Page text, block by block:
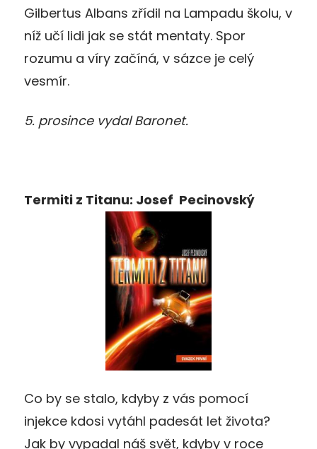
Gilbertus Albans zřídil na Lampadu školu, v
níž učí lidi jak se stát mentaty. Spor
rozumu a víry začíná, v sázce je celý
vesmír.
5. prosince vydal Baronet.
Termiti z Titanu: Josef Pecinovský
Co by se stalo, kdyby z vás pomocí
injekce kdosi vytáhl padesát let života?
Jak by vypadal náš svět, kdyby v roce